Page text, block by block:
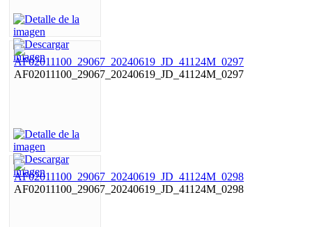
AF02011100_29067_20240619_JD_41124M_0297
AF02011100_29067_20240619_JD_41124M_0298